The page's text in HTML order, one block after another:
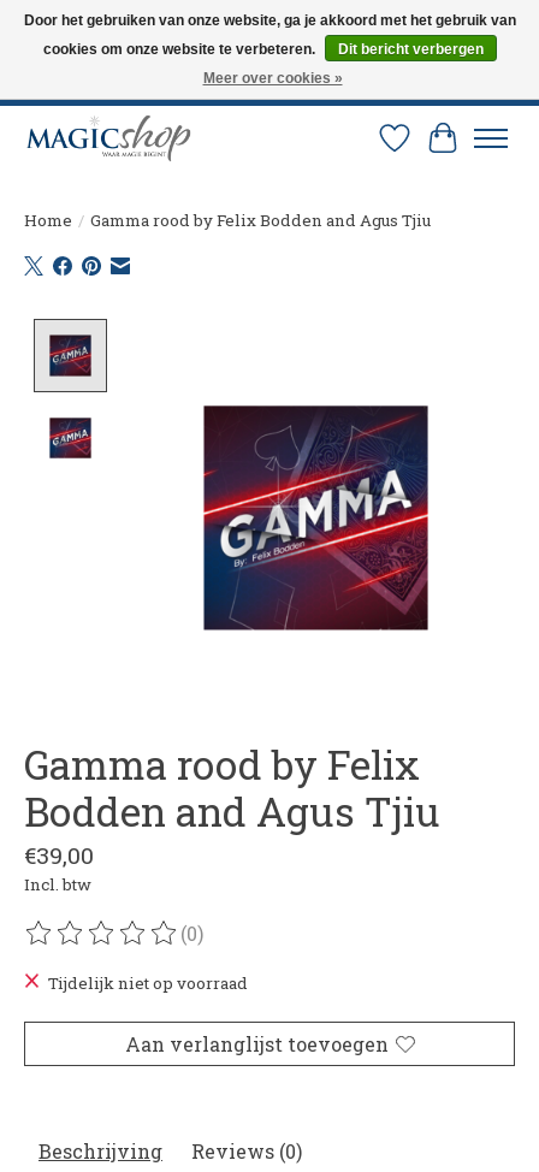
Altijd de nieuwste trucs op voorraad. Snelle verzending via PostNL en DHL.
Langskomen in onze winkel? Bel of mail om een afspraak te maken. 0251-
Verlanglijst
Home / Gamma rood by Felix Bodden and Agus Tjiu
Gamma rood by Felix
Bodden and Agus Tjiu
€39,00
Incl. btw
De beoordeling van dit product is
(0)
Tijdelijk niet op voorraad
Aan verlanglijst toevoegen
Beschrijving Reviews (0)
Door het gebruiken van onze website, ga je akkoord met het gebruik van
cookies om onze website te verbeteren.
Dit bericht verbergen
Meer over cookies »